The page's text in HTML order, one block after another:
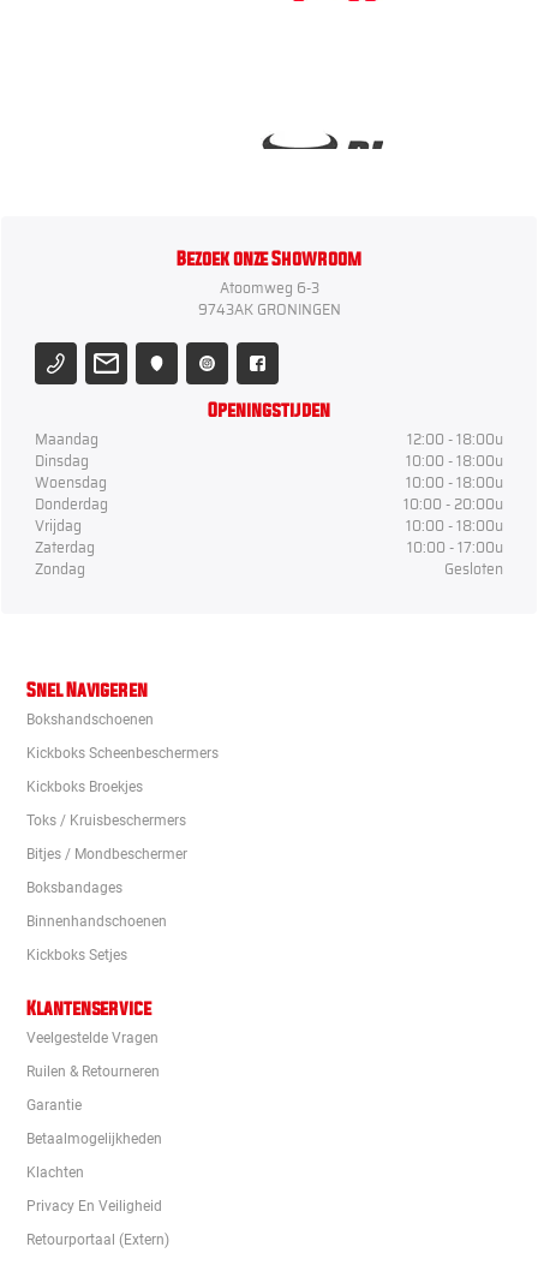
Bezoek onze Showroom
Atoomweg 6-3
9743AK GRONINGEN
Openingstijden
Maandag
12:00 - 18:00u
Dinsdag
10:00 - 18:00u
Woensdag
10:00 - 18:00u
Donderdag
10:00 - 20:00u
Vrijdag
10:00 - 18:00u
Zaterdag
10:00 - 17:00u
Zondag
Gesloten
Snel Navigeren
Bokshandschoenen
Kickboks Scheenbeschermers
Kickboks Broekjes
Toks / Kruisbeschermers
Bitjes / Mondbeschermer
Boksbandages
Binnenhandschoenen
Kickboks Setjes
Klantenservice
Veelgestelde Vragen
Ruilen & Retourneren
Garantie
Betaalmogelijkheden
Klachten
Privacy En Veiligheid
Retourportaal (extern)